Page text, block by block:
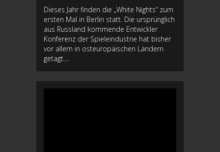
Dieses Jahr finden die „White Nights“ zum
ersten Mal in Berlin statt. Die ursprünglich
aus Russland kommende Entwickler
Konferenz der Spieleindustrie hat bisher
vor allem in osteuropäischen Ländern
getagt....